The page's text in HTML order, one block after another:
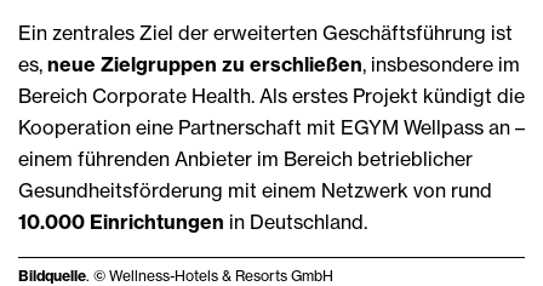
Ein zentrales Ziel der erweiterten Geschäftsführung ist
es, neue Zielgruppen zu erschließen, insbesondere im
Bereich Corporate Health. Als erstes Projekt kündigt die
Kooperation eine Partnerschaft mit EGYM Wellpass an –
einem führenden Anbieter im Bereich betrieblicher
Gesundheitsförderung mit einem Netzwerk von rund
10.000 Einrichtungen in Deutschland.
Bildquelle. © Wellness-Hotels & Resorts GmbH